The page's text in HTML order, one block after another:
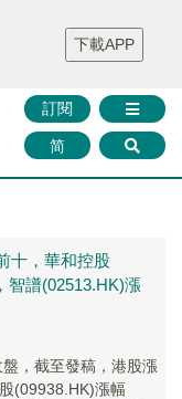
財華證券 媒體矩陣
智庫沙龍
聯絡我們
訂閱
简
下載APP
十，華和控股
智譜(02513.HK)漲
盤，截至發稿，港股漲
(09938.HK)漲幅